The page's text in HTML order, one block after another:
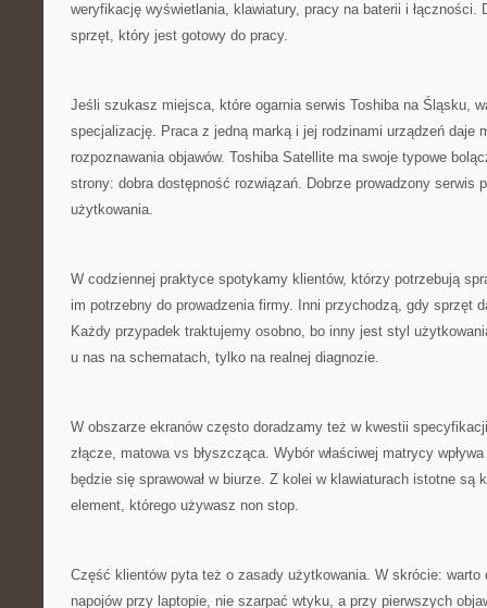
weryfikację wyświetlania, klawiatury, pracy na baterii i łączności.
sprzęt, który jest gotowy do pracy.
Jeśli szukasz miejsca, które ogarnia serwis Toshiba na Śląsku,
specjalizację. Praca z jedną marką i jej rodzinami urządzeń daje
rozpoznawania objawów. Toshiba Satellite ma swoje typowe
strony: dobra dostępność rozwiązań. Dobrze prowadzony serwis
użytkowania.
W codziennej praktyce spotykamy klientów, którzy potrzebują
im potrzebny do prowadzenia firmy. Inni przychodzą, gdy sprzęt
Każdy przypadek traktujemy osobno, bo inny jest styl
u nas na schematach, tylko na realnej diagnozie.
W obszarze ekranów często doradzamy też w kwestii
złącze, matowa vs błyszcząca. Wybór właściwej matrycy
będzie się sprawował w biurze. Z kolei w klawiaturach istotne są
element, którego używasz non stop.
Część klientów pyta też o zasady użytkowania. W skrócie:
napojów przy laptopie, nie szarpać wtyku, a przy pierwszych